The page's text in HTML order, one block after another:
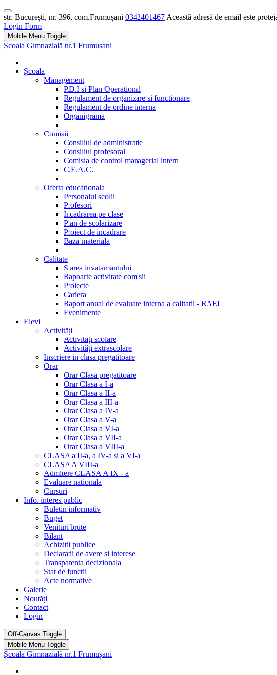
str. București, nr. 396, com.Frumușani 0342401467 Această adresă de email este
Login Form
Mobile Menu Toggle
Școala Gimnazială nr.1 Frumușani
Școala
Management
P.D.I si Plan Operational
Regulament de organizare si functionare
Regulament de ordine interna
Organigrama
Comisii
Consiliul de administratie
Consiliul profesoral
Comisia de control managerial intern
C.E.A.C.
Oferta educationala
Personalul scolii
Profesori
Incadrarea pe clase
Plan de scolarizare
Proiect de incadrare
Baza materiala
Calitate
Starea invatamantului
Rapoarte activitate comisii
Proiecte
Cariera
Raport anual de evaluare interna a calitatii - RAEI
Evenimente
Elevi
Activități
Activități scolare
Activități extrascolare
Inscriere in clasa pregatitoare
Orar
Orar Clasa pregatitoare
Orar Clasa a I-a
Orar Clasa a II-a
Orar Clasa a III-a
Orar Clasa a IV-a
Orar Clasa a V-a
Orar Clasa a VI-a
Orar Clasa a VII-a
Orar Clasa a VIII-a
CLASA a II-a, a IV-a si a VI-a
CLASA A VIII-a
Admitere CLASA A IX - a
Evaluare nationala
Cursuri
Info. interes public
Buletin informativ
Buget
Venituri brute
Bilant
Achizitii publice
Declaratii de avere si interese
Transparenta decizionala
Stat de functii
Acte normative
Galerie
Noutăți
Contact
Login
Off-Canvas Toggle
Mobile Menu Toggle
Școala Gimnazială nr.1 Frumușani